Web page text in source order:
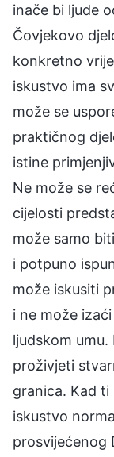
inače bi ljude
Čovjekovo
konkretno
iskustvo ima
može se
praktičnog
istine
Ne može se
cijelosti
može samo
i potpuno
može iskusiti
i ne može
ljudskom
proživjeti
granica. Kad ti
iskustvo
prosvijećenog